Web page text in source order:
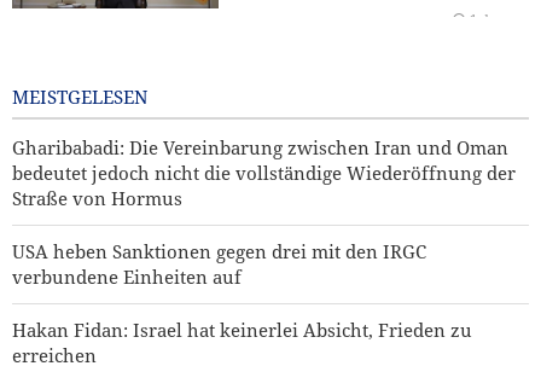
1 day ago
1 day ago
MEISTGELESEN
Gharibabadi: Die Vereinbarung zwischen Iran und Oman
bedeutet jedoch nicht die vollständige Wiederöffnung der
Straße von Hormus
USA heben Sanktionen gegen drei mit den IRGC
verbundene Einheiten auf
Hakan Fidan: Israel hat keinerlei Absicht, Frieden zu
erreichen